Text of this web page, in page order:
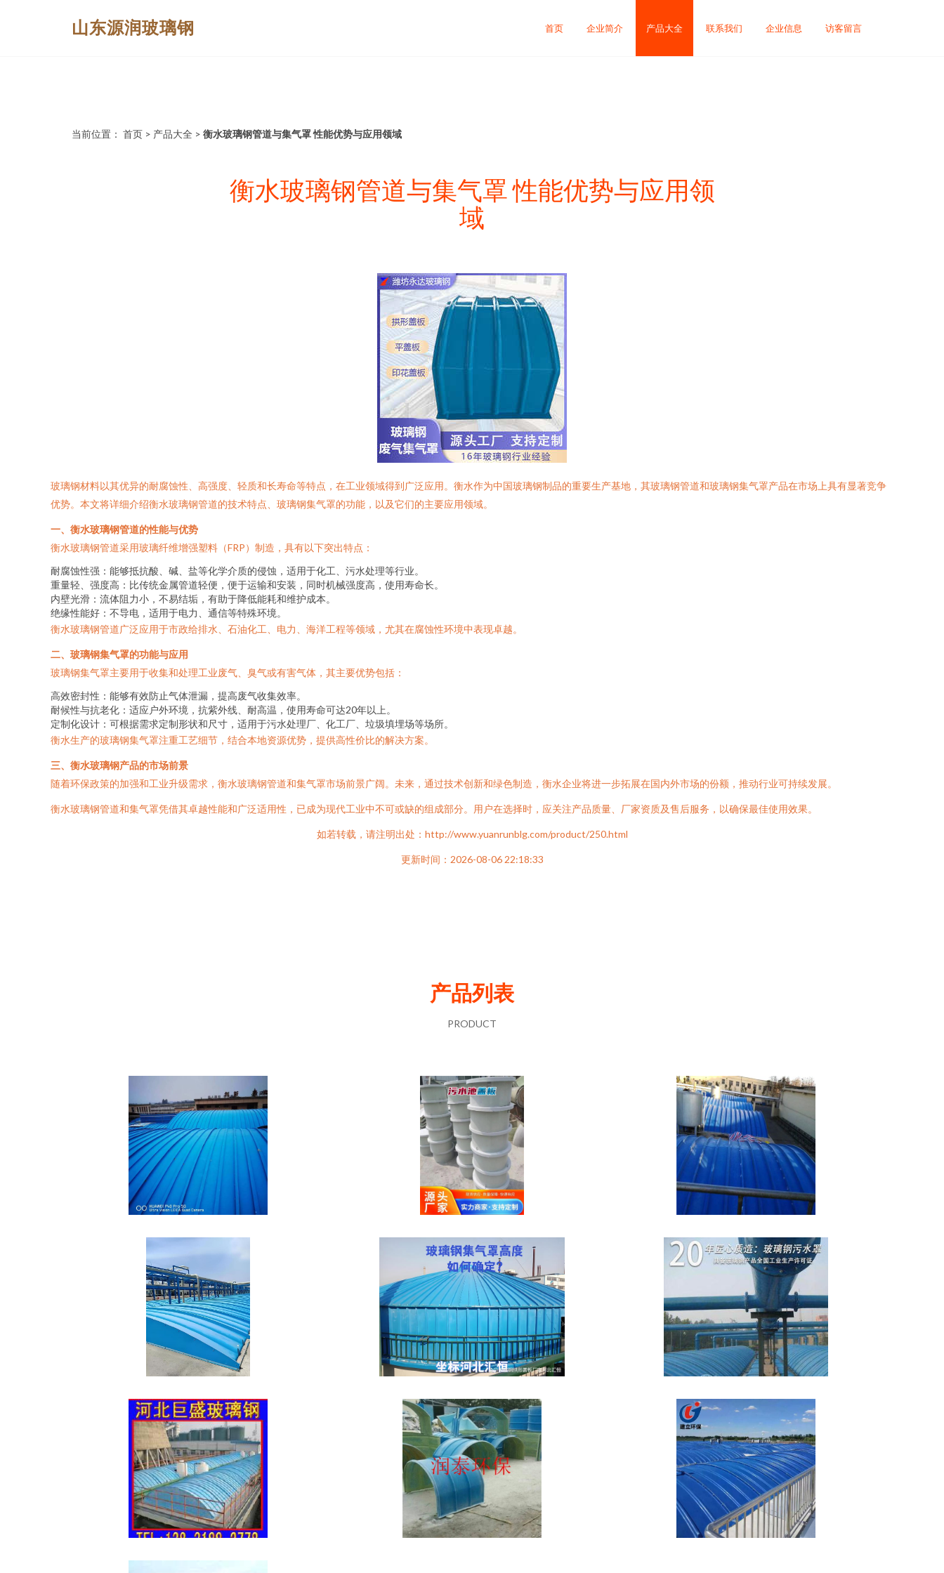
山东源润玻璃钢 首页 企业简介 产品大全 联系我们 企业信息 访客留言
当前位置： 首页 > 产品大全 > 衡水玻璃钢管道与集气罩 性能优势与应用领域
衡水玻璃钢管道与集气罩 性能优势与应用领
域
玻璃钢材料以其优异的耐腐蚀性、高强度、轻质和长寿命等特点，在工业领域得到广泛应用。衡水作为中国玻璃钢制品的重要生产基地，其玻璃钢管道和玻璃钢集气罩产品在市场上具有显著竞争
优势。本文将详细介绍衡水玻璃钢管道的技术特点、玻璃钢集气罩的功能，以及它们的主要应用领域。
一、衡水玻璃钢管道的性能与优势
衡水玻璃钢管道采用玻璃纤维增强塑料（FRP）制造，具有以下突出特点：
耐腐蚀性强：能够抵抗酸、碱、盐等化学介质的侵蚀，适用于化工、污水处理等行业。
重量轻、强度高：比传统金属管道轻便，便于运输和安装，同时机械强度高，使用寿命长。
内壁光滑：流体阻力小，不易结垢，有助于降低能耗和维护成本。
绝缘性能好：不导电，适用于电力、通信等特殊环境。
衡水玻璃钢管道广泛应用于市政给排水、石油化工、电力、海洋工程等领域，尤其在腐蚀性环境中表现卓越。
二、玻璃钢集气罩的功能与应用
玻璃钢集气罩主要用于收集和处理工业废气、臭气或有害气体，其主要优势包括：
高效密封性：能够有效防止气体泄漏，提高废气收集效率。
耐候性与抗老化：适应户外环境，抗紫外线、耐高温，使用寿命可达20年以上。
定制化设计：可根据需求定制形状和尺寸，适用于污水处理厂、化工厂、垃圾填埋场等场所。
衡水生产的玻璃钢集气罩注重工艺细节，结合本地资源优势，提供高性价比的解决方案。
三、衡水玻璃钢产品的市场前景
随着环保政策的加强和工业升级需求，衡水玻璃钢管道和集气罩市场前景广阔。未来，通过技术创新和绿色制造，衡水企业将进一步拓展在国内外市场的份额，推动行业可持续发展。
衡水玻璃钢管道和集气罩凭借其卓越性能和广泛适用性，已成为现代工业中不可或缺的组成部分。用户在选择时，应关注产品质量、厂家资质及售后服务，以确保最佳使用效果。
如若转载，请注明出处：http://www.yuanrunblg.com/product/250.html
更新时间：2026-08-06 22:18:33
产品列表
PRODUCT